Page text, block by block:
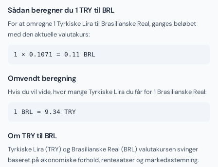
Sådan beregner du 1 TRY til BRL
For at omregne 1 Tyrkiske Lira til Brasilianske Real, ganges beløbet
med den aktuelle valutakurs:
1 × 0.1071 = 0.11 BRL
Omvendt beregning
Hvis du vil vide, hvor mange Tyrkiske Lira du får for 1 Brasilianske Real:
1 BRL = 9.34 TRY
Om TRY til BRL
Tyrkiske Lira (TRY) og Brasilianske Real (BRL) valutakursen svinger
baseret på økonomiske forhold, rentesatser og markedsstemning.